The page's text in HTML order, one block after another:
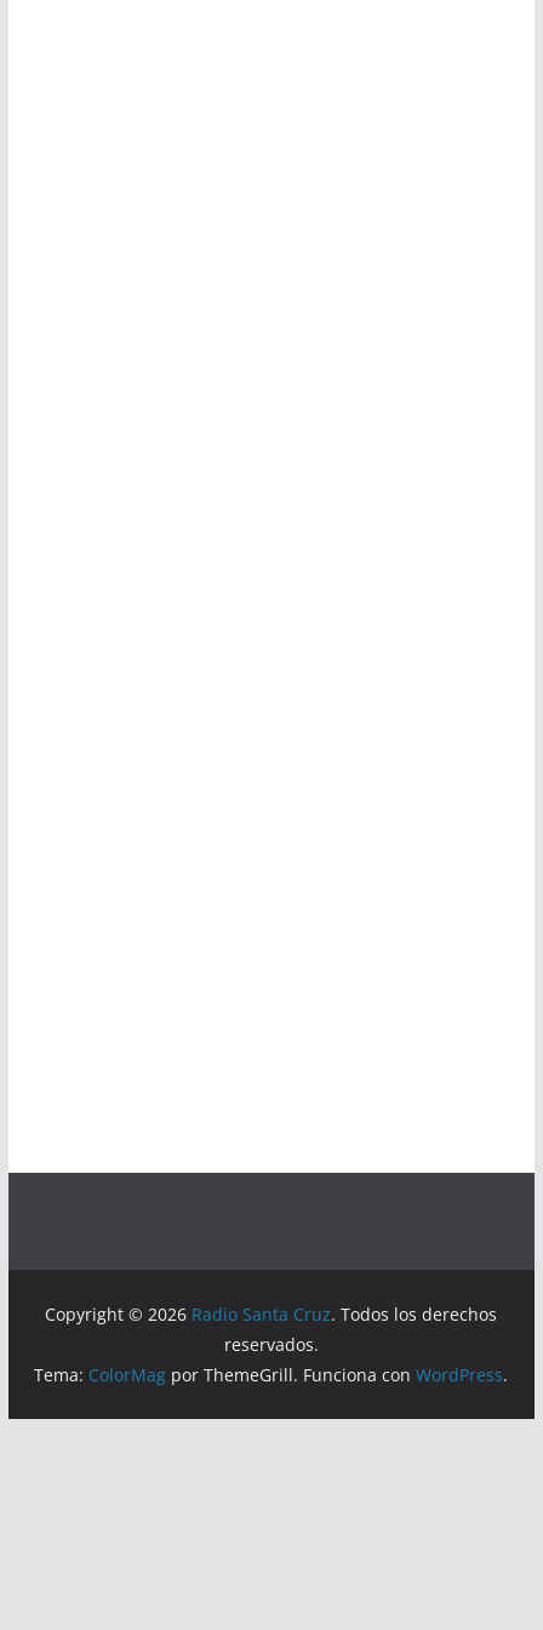
Copyright © 2026 Radio Santa Cruz. Todos los derechos
reservados.
Tema: ColorMag por ThemeGrill. Funciona conWordPress.